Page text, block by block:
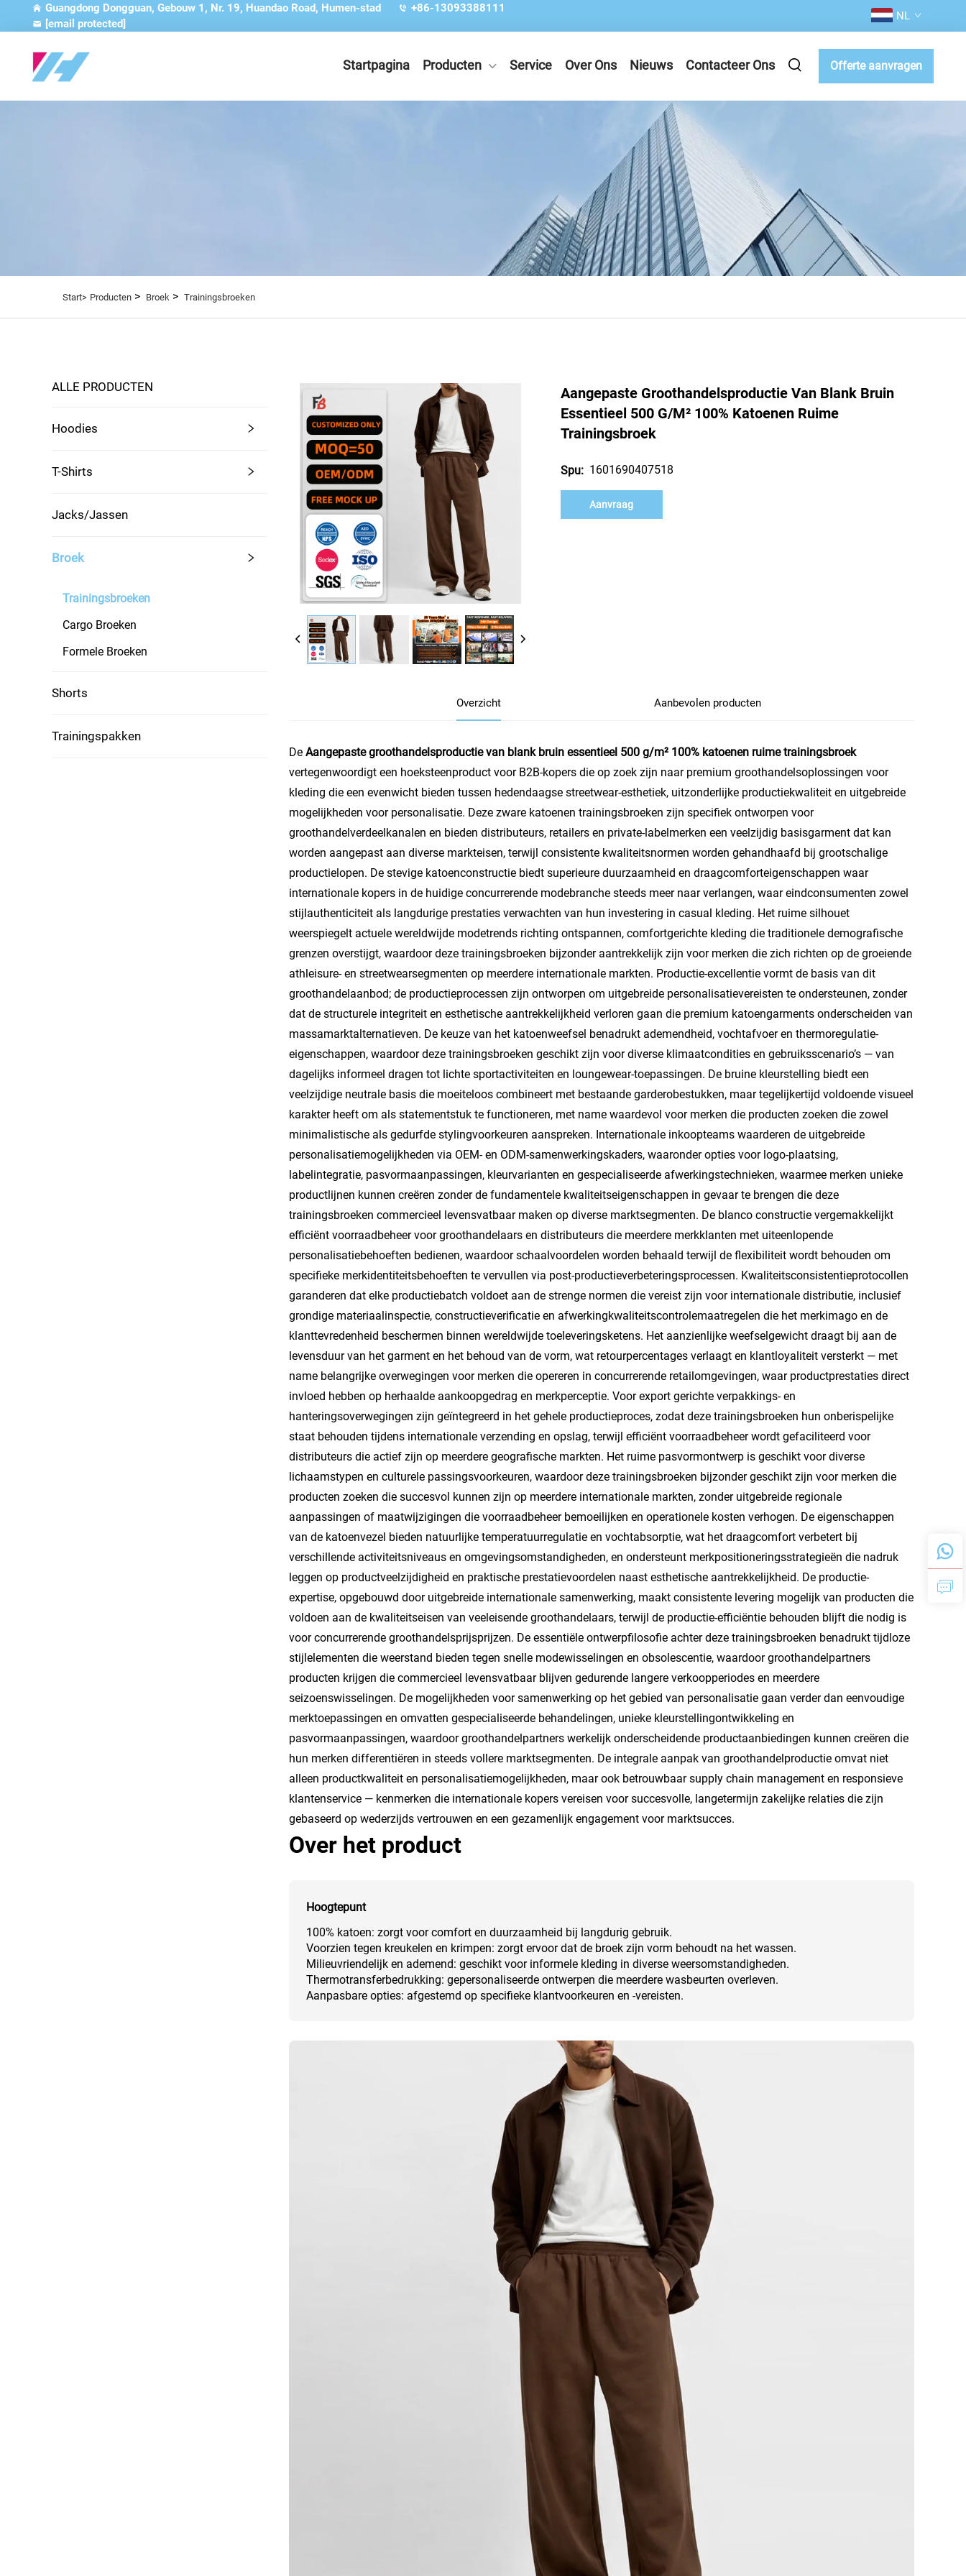
Guangdong Dongguan, Gebouw 1, Nr. 19, Huandao Road, Humen-stad
+86-13093388111
[email protected]
NL
Startpagina Producten Service Over Ons Nieuws Contacteer Ons Offerte aanvragen
Start> Producten > Broek > Trainingsbroeken
ALLE PRODUCTEN
Hoodies
T-Shirts
Jacks/Jassen
Broek
Trainingsbroeken
Cargo Broeken
Formele Broeken
Shorts
Trainingspakken
Aangepaste Groothandelsproductie Van Blank Bruin
Essentieel 500 G/m² 100% Katoenen Ruime
Trainingsbroek
Spu: 1601690407518
Aanvraag
Overzicht Aanbevolen producten
De Aangepaste groothandelsproductie van blank bruin essentieel 500 g/m² 100% katoenen ruime trainingsbroek
vertegenwoordigt een hoeksteenproduct voor B2B-kopers die op zoek zijn naar premium groothandelsoplossingen voor
kleding die een evenwicht bieden tussen hedendaagse streetwear-esthetiek, uitzonderlijke productiekwaliteit en uitgebreide
mogelijkheden voor personalisatie. Deze zware katoenen trainingsbroeken zijn specifiek ontworpen voor
groothandelverdeelkanalen en bieden distributeurs, retailers en private-labelmerken een veelzijdig basisgarment dat kan
worden aangepast aan diverse markteisen, terwijl consistente kwaliteitsnormen worden gehandhaafd bij grootschalige
productielopen. De stevige katoenconstructie biedt superieure duurzaamheid en draagcomforteigenschappen waar
internationale kopers in de huidige concurrerende modebranche steeds meer naar verlangen, waar eindconsumenten zowel
stijlauthenticiteit als langdurige prestaties verwachten van hun investering in casual kleding. Het ruime silhouet
weerspiegelt actuele wereldwijde modetrends richting ontspannen, comfortgerichte kleding die traditionele demografische
grenzen overstijgt, waardoor deze trainingsbroeken bijzonder aantrekkelijk zijn voor merken die zich richten op de groeiende
athleisure- en streetwearsegmenten op meerdere internationale markten. Productie-excellentie vormt de basis van dit
groothandelaanbod; de productieprocessen zijn ontworpen om uitgebreide personalisatievereisten te ondersteunen, zonder
dat de structurele integriteit en esthetische aantrekkelijkheid verloren gaan die premium katoengarments onderscheiden van
massamarktalternatieven. De keuze van het katoenweefsel benadrukt ademendheid, vochtafvoer en thermoregulatie-
eigenschappen, waardoor deze trainingsbroeken geschikt zijn voor diverse klimaatcondities en gebruiksscenario’s — van
dagelijks informeel dragen tot lichte sportactiviteiten en loungewear-toepassingen. De bruine kleurstelling biedt een
veelzijdige neutrale basis die moeiteloos combineert met bestaande garderobestukken, maar tegelijkertijd voldoende visueel
karakter heeft om als statementstuk te functioneren, met name waardevol voor merken die producten zoeken die zowel
minimalistische als gedurfde stylingvoorkeuren aanspreken. Internationale inkoopteams waarderen de uitgebreide
personalisatiemogelijkheden via OEM- en ODM-samenwerkingskaders, waaronder opties voor logo-plaatsing,
labelintegratie, pasvormaanpassingen, kleurvarianten en gespecialiseerde afwerkingstechnieken, waarmee merken unieke
productlijnen kunnen creëren zonder de fundamentele kwaliteitseigenschappen in gevaar te brengen die deze
trainingsbroeken commercieel levensvatbaar maken op diverse marktsegmenten. De blanco constructie vergemakkelijkt
efficiënt voorraadbeheer voor groothandelaars en distributeurs die meerdere merkklanten met uiteenlopende
personalisatiebehoeften bedienen, waardoor schaalvoordelen worden behaald terwijl de flexibiliteit wordt behouden om
specifieke merkidentiteitsbehoeften te vervullen via post-productieverbeteringsprocessen. Kwaliteitsconsistentieprotocollen
garanderen dat elke productiebatch voldoet aan de strenge normen die vereist zijn voor internationale distributie, inclusief
grondige materiaalinspectie, constructieverificatie en afwerkingkwaliteitscontrolemaatregelen die het merkimago en de
klanttevredenheid beschermen binnen wereldwijde toeleveringsketens. Het aanzienlijke weefselgewicht draagt bij aan de
levensduur van het garment en het behoud van de vorm, wat retourpercentages verlaagt en klantloyaliteit versterkt — met
name belangrijke overwegingen voor merken die opereren in concurrerende retailomgevingen, waar productprestaties direct
invloed hebben op herhaalde aankoopgedrag en merkperceptie. Voor export gerichte verpakkings- en
hanteringsoverwegingen zijn geïntegreerd in het gehele productieproces, zodat deze trainingsbroeken hun onberispelijke
staat behouden tijdens internationale verzending en opslag, terwijl efficiënt voorraadbeheer wordt gefaciliteerd voor
distributeurs die actief zijn op meerdere geografische markten. Het ruime pasvormontwerp is geschikt voor diverse
lichaamstypen en culturele passingsvoorkeuren, waardoor deze trainingsbroeken bijzonder geschikt zijn voor merken die
producten zoeken die succesvol kunnen zijn op meerdere internationale markten, zonder uitgebreide regionale
aanpassingen of maatwijzigingen die voorraadbeheer bemoeilijken en operationele kosten verhogen. De eigenschappen
van de katoenvezel bieden natuurlijke temperatuurregulatie en vochtabsorptie, wat het draagcomfort verbetert bij
verschillende activiteitsniveaus en omgevingsomstandigheden, en ondersteunt merkpositioneringsstrategieën die nadruk
leggen op productveelzijdigheid en praktische prestatievoordelen naast esthetische aantrekkelijkheid. De productie-
expertise, opgebouwd door uitgebreide internationale samenwerking, maakt consistente levering mogelijk van producten die
voldoen aan de kwaliteitseisen van veeleisende groothandelaars, terwijl de productie-efficiëntie behouden blijft die nodig is
voor concurrerende groothandelsprijsprijzen. De essentiële ontwerpfilosofie achter deze trainingsbroeken benadrukt tijdloze
stijlelementen die weerstand bieden tegen snelle modewisselingen en obsolescentie, waardoor groothandelpartners
producten krijgen die commercieel levensvatbaar blijven gedurende langere verkoopperiodes en meerdere
seizoenswisselingen. De mogelijkheden voor samenwerking op het gebied van personalisatie gaan verder dan eenvoudige
merktoepassingen en omvatten gespecialiseerde behandelingen, unieke kleurstellingontwikkeling en
pasvormaanpassingen, waardoor groothandelpartners werkelijk onderscheidende productaanbiedingen kunnen creëren die
hun merken differentiëren in steeds vollere marktsegmenten. De integrale aanpak van groothandelproductie omvat niet
alleen productkwaliteit en personalisatiemogelijkheden, maar ook betrouwbaar supply chain management en responsieve
klantenservice — kenmerken die internationale kopers vereisen voor succesvolle, langetermijn zakelijke relaties die zijn
gebaseerd op wederzijds vertrouwen en een gezamenlijk engagement voor marktsucces.
Over het product
Hoogtepunt
100% katoen: zorgt voor comfort en duurzaamheid bij langdurig gebruik.
Voorzien tegen kreukelen en krimpen: zorgt ervoor dat de broek zijn vorm behoudt na het wassen.
Milieuvriendelijk en ademend: geschikt voor informele kleding in diverse weersomstandigheden.
Thermotransferbedrukking: gepersonaliseerde ontwerpen die meerdere wasbeurten overleven.
Aanpasbare opties: afgestemd op specifieke klantvoorkeuren en -vereisten.